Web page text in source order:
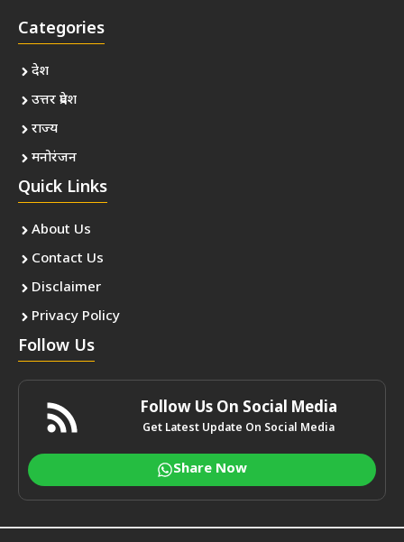
Categories
देश
उत्तर प्रदेश
राज्य
मनोरंजन
Quick Links
About Us
Contact Us
Disclaimer
Privacy Policy
Follow Us
Follow Us On Social Media
Get Latest Update On Social Media
Share Now